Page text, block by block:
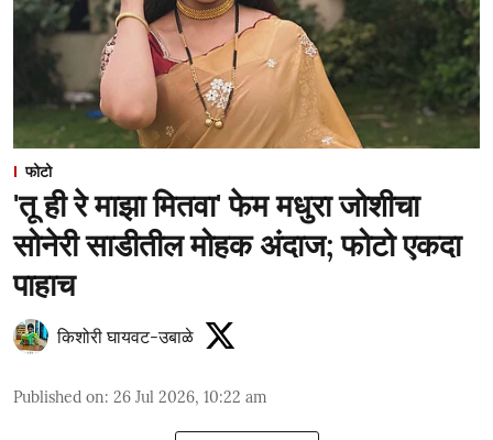
फोटो
'तू ही रे माझा मितवा' फेम मधुरा जोशीचा
सोनेरी साडीतील मोहक अंदाज; फोटो एकदा
पाहाच
किशोरी घायवट-उबाळे
Published on: 26 Jul 2026, 10:22 am